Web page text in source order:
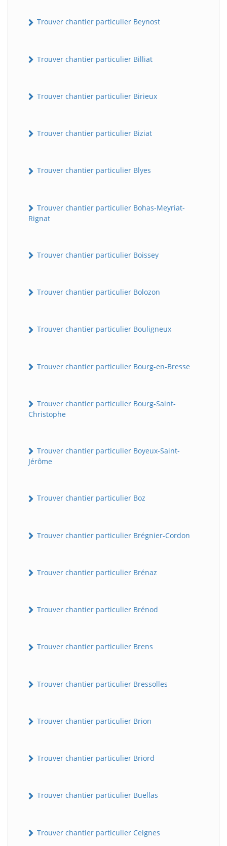
Trouver chantier particulier Beynost
Trouver chantier particulier Billiat
Trouver chantier particulier Birieux
Trouver chantier particulier Biziat
Trouver chantier particulier Blyes
Trouver chantier particulier Bohas-Meyriat-
Rignat
Trouver chantier particulier Boissey
Trouver chantier particulier Bolozon
Trouver chantier particulier Bouligneux
Trouver chantier particulier Bourg-en-Bresse
Trouver chantier particulier Bourg-Saint-
Christophe
Trouver chantier particulier Boyeux-Saint-
Jérôme
Trouver chantier particulier Boz
Trouver chantier particulier Brégnier-Cordon
Trouver chantier particulier Brénaz
Trouver chantier particulier Brénod
Trouver chantier particulier Brens
Trouver chantier particulier Bressolles
Trouver chantier particulier Brion
Trouver chantier particulier Briord
Trouver chantier particulier Buellas
Trouver chantier particulier Ceignes